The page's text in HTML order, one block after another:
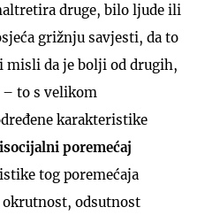
druge, bilo ljude ili
grižnju savjesti, da to
misli da je bolji od drugih,
to s velikom
karakteristike
poremećaj
tog poremećaja
odsutnost